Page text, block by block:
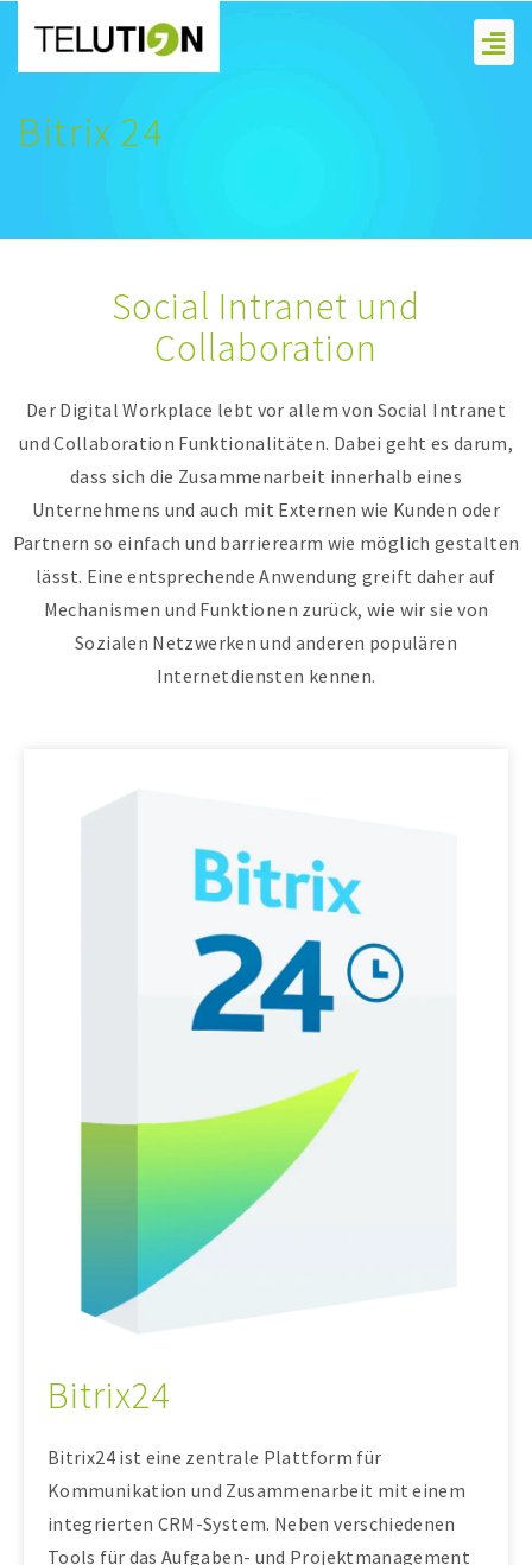
springen
Bitrix 24
Social Intranet und
Collaboration
Der Digital Workplace lebt vor allem von Social Intranet
und Collaboration Funktionalitäten. Dabei geht es darum,
dass sich die Zusammenarbeit innerhalb eines
Unternehmens und auch mit Externen wie Kunden oder
Partnern so einfach und barrierearm wie möglich gestalten
lässt. Eine entsprechende Anwendung greift daher auf
Mechanismen und Funktionen zurück, wie wir sie von
Sozialen Netzwerken und anderen populären
Internetdiensten kennen.
Bitrix24
Bitrix24 ist eine zentrale Plattform für
Kommunikation und Zusammenarbeit mit einem
integrierten CRM-System. Neben verschiedenen
Tools für das Aufgaben- und Projektmanagement